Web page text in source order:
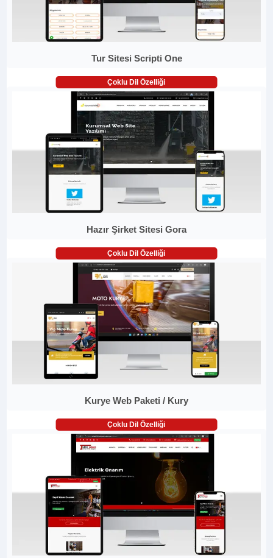
Tur Sitesi Scripti One
Çoklu Dil Özelliği
Hazır Şirket Sitesi Gora
Çoklu Dil Özelliği
Kurye Web Paketi / Kury
Çoklu Dil Özelliği